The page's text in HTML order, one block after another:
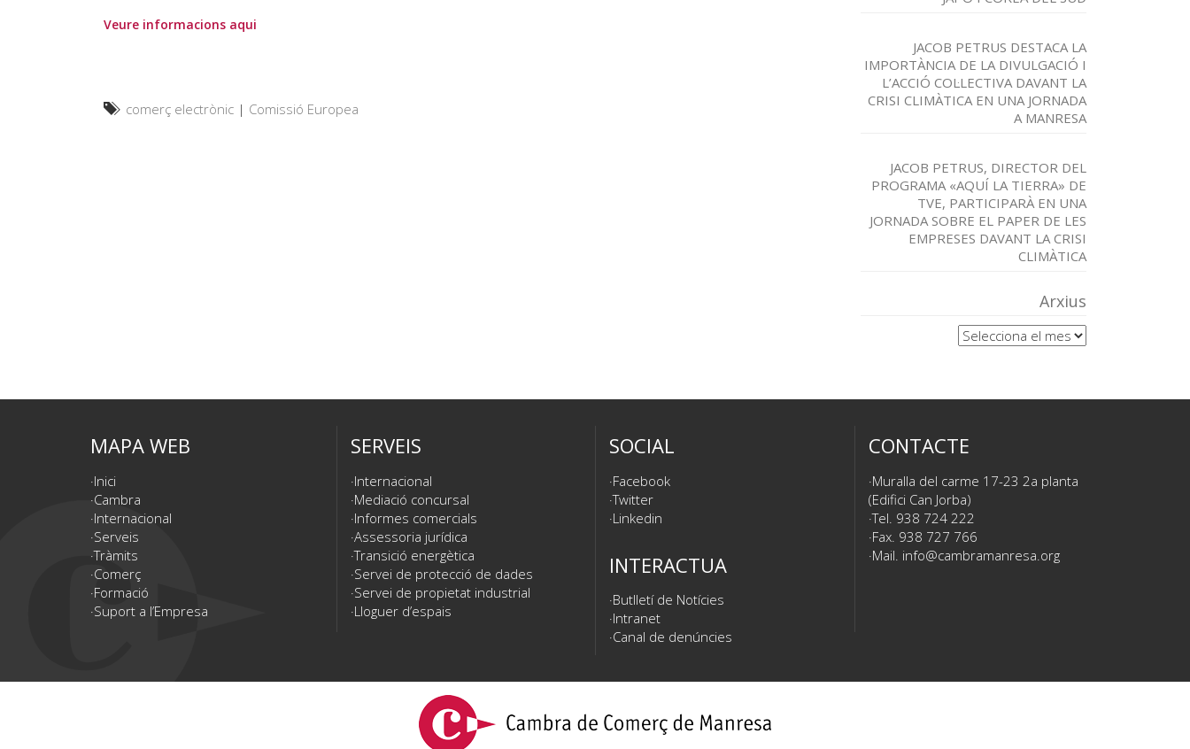
Veure informacions aqui
comerç electrònic | Comissió Europea
JACOB PETRUS DESTACA LA
IMPORTÀNCIA DE LA DIVULGACIÓ I
L’ACCIÓ COL·LECTIVA DAVANT LA
CRISI CLIMÀTICA EN UNA JORNADA
A MANRESA
JACOB PETRUS, DIRECTOR DEL
PROGRAMA «AQUÍ LA TIERRA» DE
TVE, PARTICIPARÀ EN UNA
JORNADA SOBRE EL PAPER DE LES
EMPRESES DAVANT LA CRISI
CLIMÀTICA
Arxius
Arxius
MAPA WEB
Inici
Cambra
Internacional
Serveis
Tràmits
Comerç
Formació
Suport a l’Empresa
SERVEIS
Internacional
Mediació concursal
Informes comercials
Assessoria jurídica
Transició energètica
Servei de protecció de dades
Servei de propietat industrial
Lloguer d’espais
SOCIAL
Facebook
Twitter
Linkedin
INTERACTUA
Butlletí de Notícies
Intranet
Canal de denúncies
CONTACTE
Muralla del carme 17-23 2a planta
(Edifici Can Jorba)
Tel. 938 724 222
Fax. 938 727 766
Mail. info@cambramanresa.org